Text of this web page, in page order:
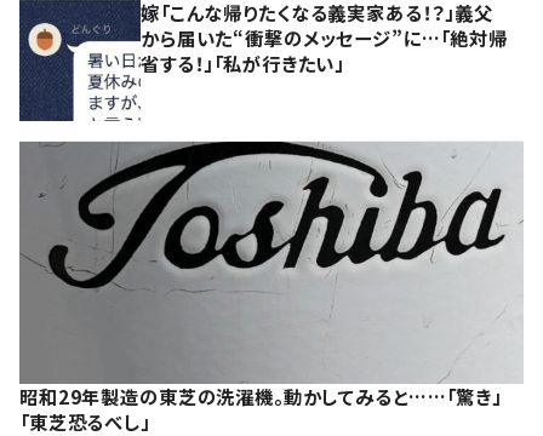
嫁「こんな帰りたくなる義実家ある！？」義父
から届いた“衝撃のメッセージ”に…「絶対帰
省する！」「私が行きたい」
昭和29年製造の東芝の洗濯機。動かしてみると……「驚き」
「東芝恐るべし」